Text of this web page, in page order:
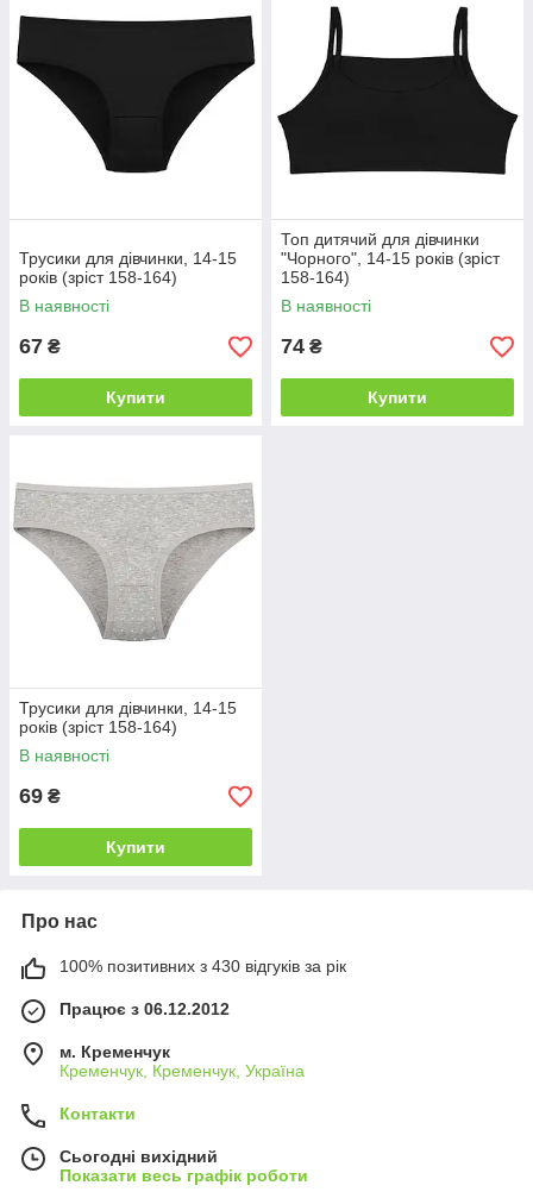
Трусики для дівчинки, 14-15
років (зріст 158-164)
В наявності
67 ₴
Купити
Топ дитячий для дівчинки
"Чорного", 14-15 років (зріст
158-164)
В наявності
74 ₴
Купити
Трусики для дівчинки, 14-15
років (зріст 158-164)
В наявності
69 ₴
Купити
Про нас
100% позитивних з 430 відгуків за рік
Працює з 06.12.2012
м. Кременчук
Кременчук, Кременчук, Україна
Контакти
Сьогодні вихідний
Показати весь графік роботи